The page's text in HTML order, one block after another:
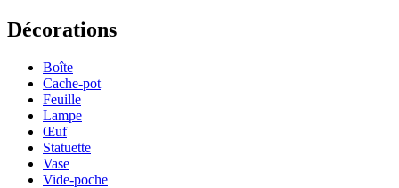
Décorations
Boîte
Cache-pot
Feuille
Lampe
Œuf
Statuette
Vase
Vide-poche